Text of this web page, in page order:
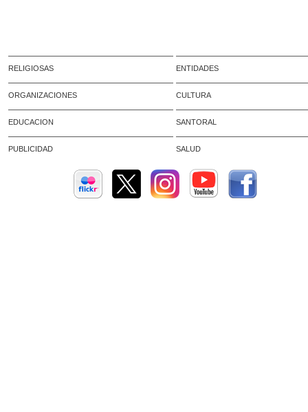
RELIGIOSAS ENTIDADES
ORGANIZACIONES CULTURA
EDUCACION SANTORAL
PUBLICIDAD SALUD